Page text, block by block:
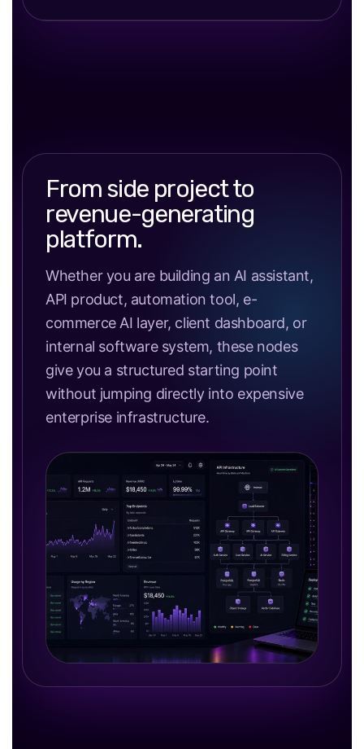
From side project to
revenue-generating
platform.
Whether you are building an AI assistant,
API product, automation tool, e-
commerce AI layer, client dashboard, or
internal software system, these nodes
give you a structured starting point
without jumping directly into expensive
enterprise infrastructure.